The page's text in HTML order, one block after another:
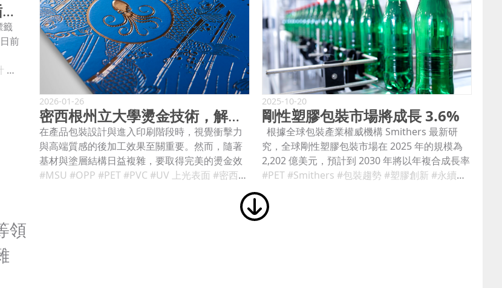
UPM推出可回收相容標籤方案，強化包裝循環設計與再生效率
前
料
不
系
#永續設計 #黏著技術
領
2026-01-26
密西根州立大學燙金技術，解決難處理表面的挑戰
在產品包裝設計與進入印刷階段時，視覺衝擊力
與高端質感的後加工效果至關重要。然而，隨著
基材與塗層結構日益複雜，要取得完美的燙金效
果變得愈來愈困難。面對現代常見的覆膜材料、
（gassing）、空氣滯留與覆蓋不均等問題。 作
#MSU #OPP #PET#PVC #UV 上光表面 #密西根州立大學 #燙金技術 #燙金箔 #產品包裝設計 #金屬化紙板
2025-10-20
剛性塑膠包裝市場將成長 3.6%
根據全球包裝產業權威機構 Smithers 最新研
究，全球剛性塑膠包裝市場在 2025 年的規模為
2,202 億美元，預計到 2030 年將以年複合成長率
（CAGR）3.6% 成長至 2,627 億美元。 Smithers
未來》 指出，提升回收效能、管理原料成本波
動，以及整合新技術，將是未來五年剛性塑膠
#PET #Smithers #包裝趨勢 #塑膠創新 #永續設計